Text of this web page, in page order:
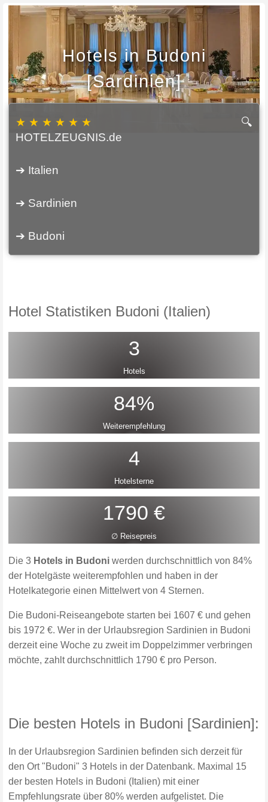
Hotels in Budoni
[Sardinien]
🔍
★ ★ ★ ★ ★ ★
HOTELZEUGNIS.de
➔ Italien
➔ Sardinien
➔ Budoni
Hotel Statistiken Budoni (Italien)
3
Hotels
84%
Weiterempfehlung
4
Hotelsterne
1790 €
∅ Reisepreis
Die 3 Hotels in Budoniwerden durchschnittlich von 84%
der Hotelgäste weiterempfohlen und haben in der
Hotelkategorie einen Mittelwert von 4 Sternen.
Die Budoni-Reiseangebote starten bei 1607 € und gehen
bis 1972 €. Wer in der Urlaubsregion Sardinien in Budoni
derzeit eine Woche zu zweit im Doppelzimmer verbringen
möchte, zahlt durchschnittlich 1790 € pro Person.
Die besten Hotels in Budoni [Sardinien]:
In der Urlaubsregion Sardinien befinden sich derzeit für
den Ort "Budoni" 3 Hotels in der Datenbank. Maximal 15
der besten Hotels in Budoni (Italien) mit einer
Empfehlungsrate über 80% werden aufgelistet. Die